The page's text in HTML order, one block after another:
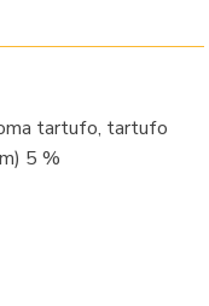
tartufo, tartufo
5 %